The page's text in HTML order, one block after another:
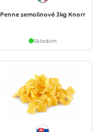
Penne semolinové 3kg Knorr
Skladom